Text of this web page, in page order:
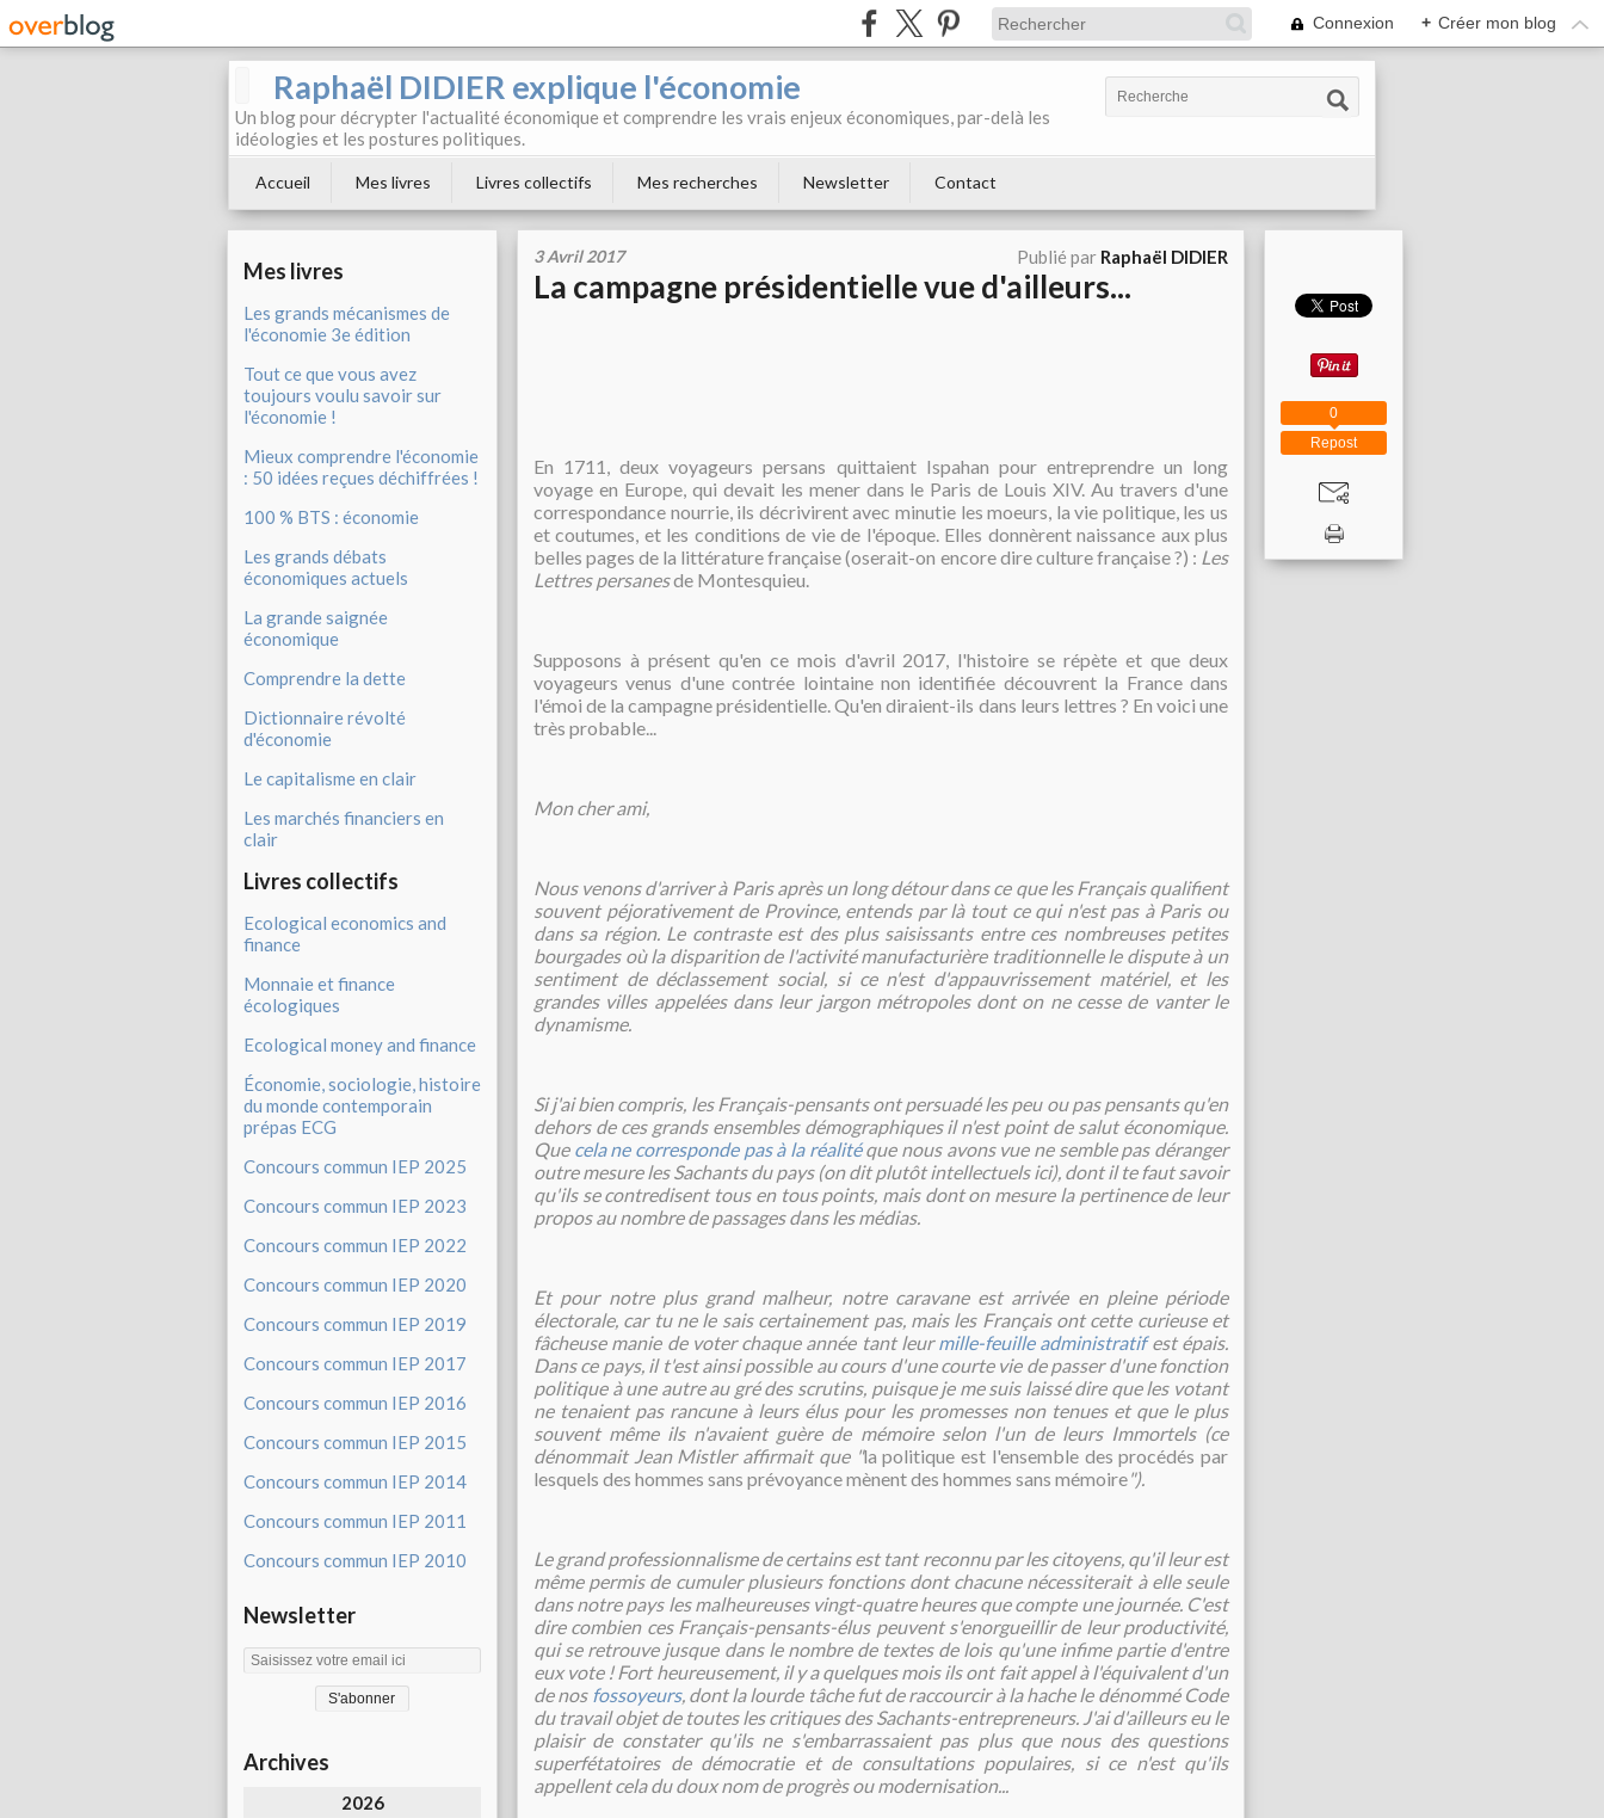
Connexion + Créer mon blog
Raphaël DIDIER explique l'économie
Un blog pour décrypter l'actualité économique et comprendre les vrais enjeux économiques, par-delà les
idéologies et les postures politiques.
Accueil Mes livres Livres collectifs Mes recherches Newsletter Contact
Mes livres
Les grands mécanismes de
l'économie 3e édition
Tout ce que vous avez
toujours voulu savoir sur
l'économie !
Mieux comprendre l'économie
: 50 idées reçues déchiffrées !
100 % BTS : économie
Les grands débats
économiques actuels
La grande saignée
économique
Comprendre la dette
Dictionnaire révolté
d'économie
Le capitalisme en clair
Les marchés financiers en
clair
Livres collectifs
Ecological economics and
finance
Monnaie et finance
écologiques
Ecological money and finance
Économie, sociologie, histoire
du monde contemporain
prépas ECG
Concours commun IEP 2025
Concours commun IEP 2023
Concours commun IEP 2022
Concours commun IEP 2020
Concours commun IEP 2019
Concours commun IEP 2017
Concours commun IEP 2016
Concours commun IEP 2015
Concours commun IEP 2014
Concours commun IEP 2011
Concours commun IEP 2010
Newsletter
Archives
2026
3 Avril 2017 Publié par Raphaël DIDIER
La campagne présidentielle vue d'ailleurs...
En 1711, deux voyageurs persans quittaient Ispahan pour entreprendre un long
voyage en Europe, qui devait les mener dans le Paris de Louis XIV. Au travers d'une
correspondance nourrie, ils décrivirent avec minutie les moeurs, la vie politique, les us
et coutumes, et les conditions de vie de l'époque. Elles donnèrent naissance aux plus
belles pages de la littérature française (oserait-on encore dire culture française ?) : Les
Lettres persanesde Montesquieu.
Supposons à présent qu'en ce mois d'avril 2017, l'histoire se répète et que deux
voyageurs venus d'une contrée lointaine non identifiée découvrent la France dans
l'émoi de la campagne présidentielle. Qu'en diraient-ils dans leurs lettres ? En voici une
très probable...
Mon cher ami,
Nous venons d'arriver à Paris après un long détour dans ce que les Français qualifient
souvent péjorativement de Province, entends par là tout ce qui n'est pas à Paris ou
dans sa région. Le contraste est des plus saisissants entre ces nombreuses petites
bourgades où la disparition de l'activité manufacturière traditionnelle le dispute à un
sentiment de déclassement social, si ce n'est d'appauvrissement matériel, et les
grandes villes appelées dans leur jargon métropoles dont on ne cesse de vanter le
dynamisme.
Si j'ai bien compris, les Français-pensants ont persuadé les peu ou pas pensants qu'en
dehors de ces grands ensembles démographiques il n'est point de salut économique.
Que cela ne corresponde pas à la réalitéque nous avons vue ne semble pas déranger
outre mesure les Sachants du pays (on dit plutôt intellectuels ici), dont il te faut savoir
qu'ils se contredisent tous en tous points, mais dont on mesure la pertinence de leur
propos au nombre de passages dans les médias.
Et pour notre plus grand malheur, notre caravane est arrivée en pleine période
électorale, car tu ne le sais certainement pas, mais les Français ont cette curieuse et
fâcheuse manie de voter chaque année tant leurmille-feuille administratifest épais.
Dans ce pays, il t'est ainsi possible au cours d'une courte vie de passer d'une fonction
politique à une autre au gré des scrutins, puisque je me suis laissé dire que les votant
ne tenaient pas rancune à leurs élus pour les promesses non tenues et que le plus
souvent même ils n'avaient guère de mémoire selon l'un de leurs Immortels (ce
dénommait Jean Mistler affirmait que "la politique est l'ensemble des procédés par
lesquels des hommes sans prévoyance mènent des hommes sans mémoire").
Le grand professionnalisme de certains est tant reconnu par les citoyens, qu'il leur est
même permis de cumuler plusieurs fonctions dont chacune nécessiterait à elle seule
dans notre pays les malheureuses vingt-quatre heures que compte une journée. C'est
dire combien ces Français-pensants-élus peuvent s'enorgueillir de leur productivité,
qui se retrouve jusque dans le nombre de textes de lois qu'une infime partie d'entre
eux vote ! Fort heureusement, il y a quelques mois ils ont fait appel à l'équivalent d'un
de nos fossoyeurs, dont la lourde tâche fut de raccourcir à la hache le dénommé Code
du travail objet de toutes les critiques des Sachants-entrepreneurs. J'ai d'ailleurs eu le
plaisir de constater qu'ils ne s'embarrassaient pas plus que nous des questions
superfétatoires de démocratie et de consultations populaires, si ce n'est qu'ils
appellent cela du doux nom de progrès ou modernisation...
Repost
0